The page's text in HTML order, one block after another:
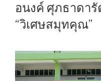
อนงค์ ศุภธาดารั
“วิเศษสมุทคุณ”